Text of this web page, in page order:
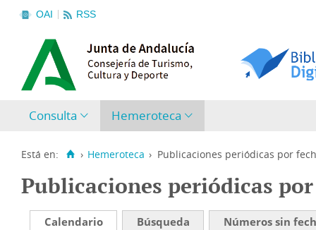
OAI RSS
Consulta Hemeroteca
Está en: › Hemeroteca › Publicaciones periódicas por
Publicaciones periódicas
Calendario Búsqueda
Números sin